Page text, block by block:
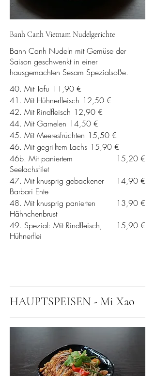
Banh Canh Vietnam Nudelgerichte
Banh Canh Nudeln mit Gemüse der
Saison geschwenkt in einer
hausgemachten Sesam Spezialsoße.
40. Mit Tofu 11,90 €
41. Mit Hühnerfleisch 12,50 €
42. Mit Rindfleisch 12,90 €
44. Mit Garnelen 14,50 €
45. Mit Meeresfrüchten 15,50 €
46. Mit gegrilltem Lachs 15,90 €
46b. Mit paniertem
Seelachsfilet
15,20 €
47. Mit knusprig gebackener
Barbari Ente
14,90 €
48. Mit knusprig panierten
Hähnchenbrust
13,90 €
49. Spezial: Mit Rindfleisch,
Hühnerflei
15,90 €
HAUPTSPEISEN - Mi Xao